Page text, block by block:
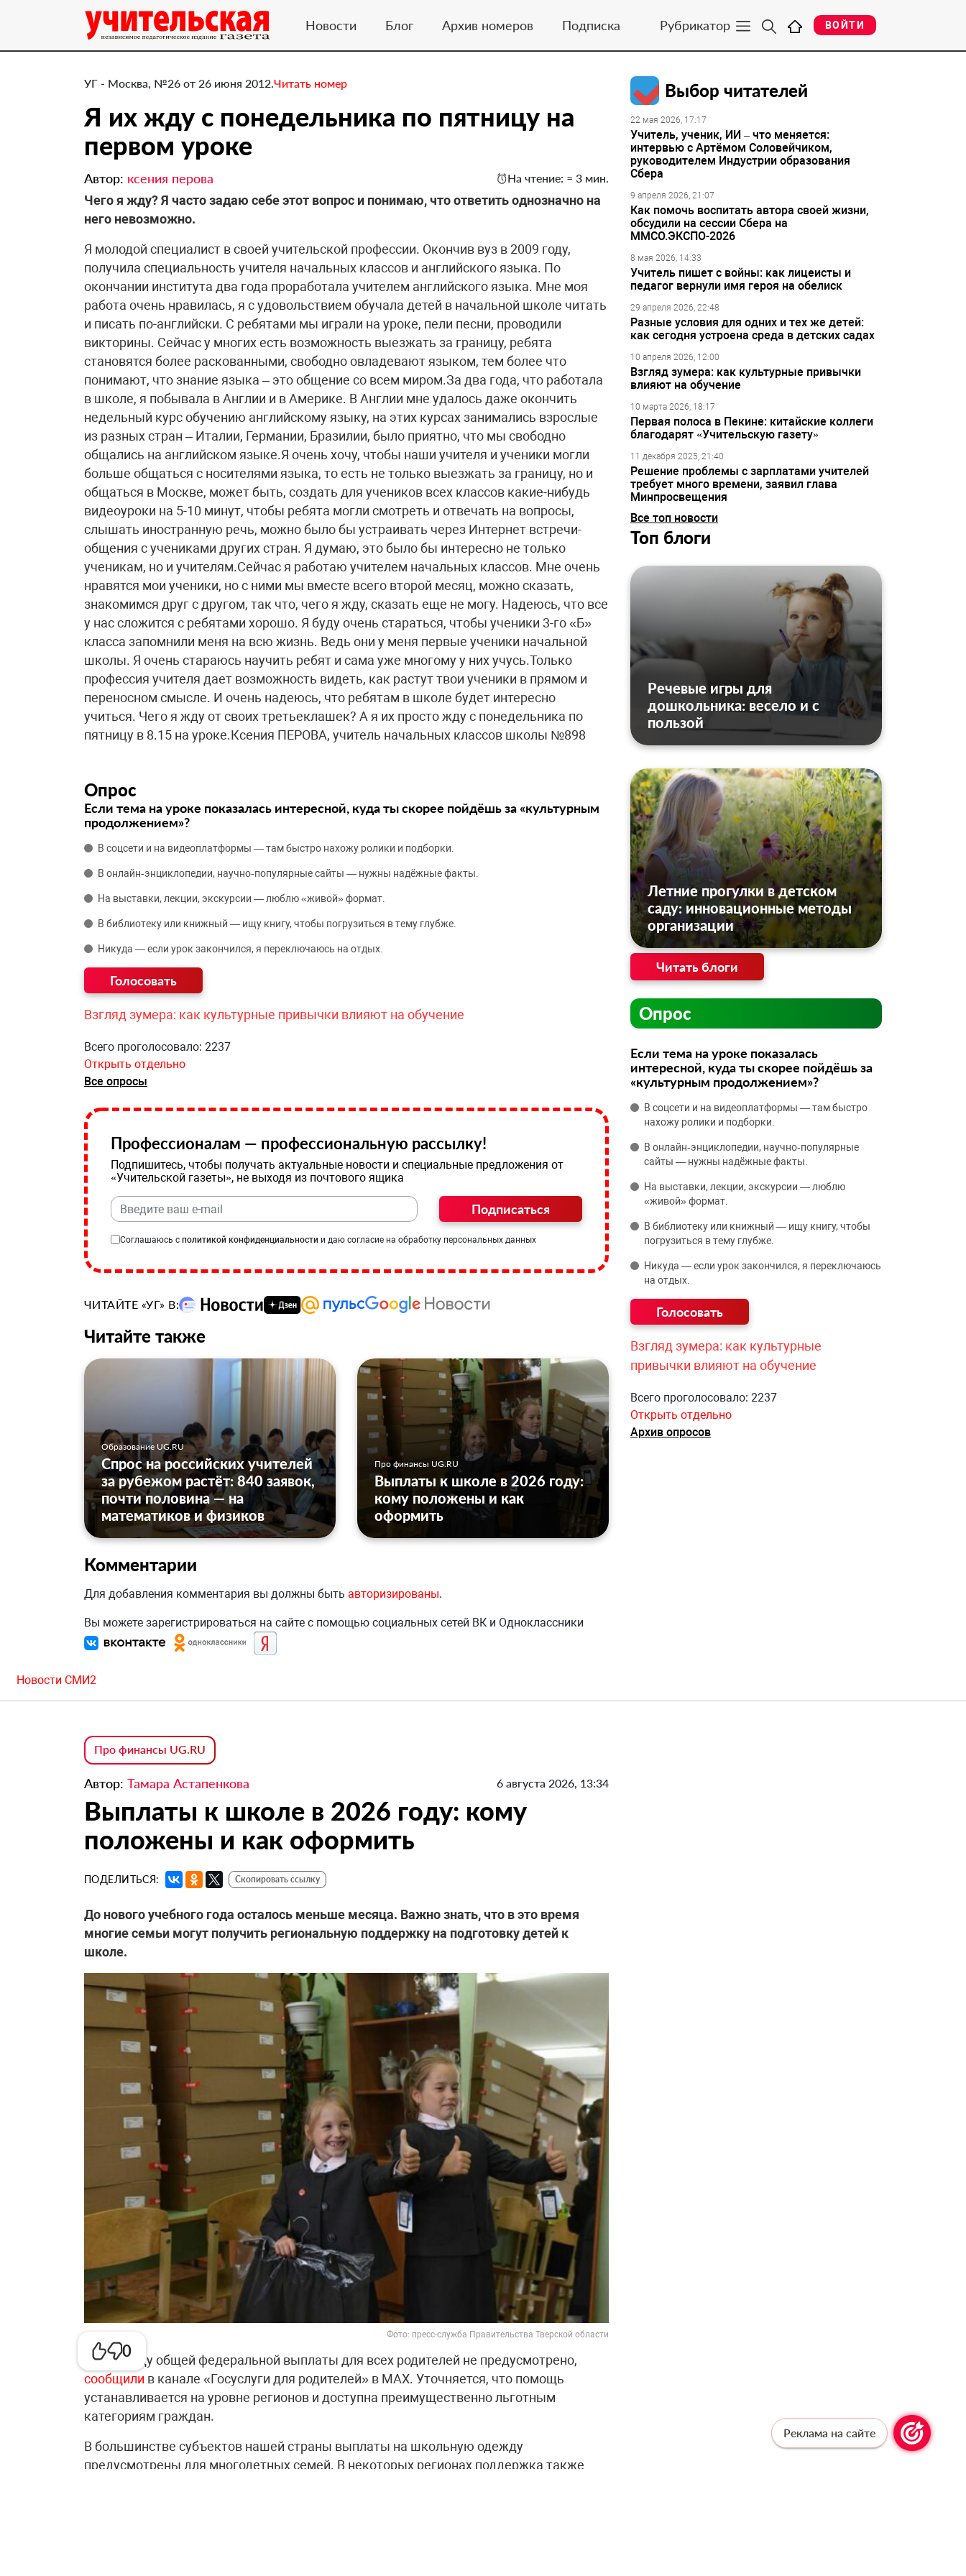
Новости Блог Архив номеров Подписка Рубрикатор ВОЙТИ
0
УГ - Москва, №26 от 26 июня 2012.Читать номер
​Я их жду с понедельника по пятницу на
первом уроке
Автор: ксения перова На чтение: ≈ 3 мин.
Чего я жду? Я часто задаю себе этот вопрос и понимаю, что ответить однозначно на
него невозможно.
Я молодой специалист в своей учительской профессии. Окончив вуз в 2009 году,
получила специальность учителя начальных классов и английского языка. По
окончании института два года проработала учителем английского языка. Мне моя
работа очень нравилась, я с удовольствием обучала детей в начальной школе читать
и писать по-английски. С ребятами мы играли на уроке, пели песни, проводили
викторины. Сейчас у многих есть возможность выезжать за границу, ребята
становятся более раскованными, свободно овладевают языком, тем более что
понимают, что знание языка – это общение со всем миром.За два года, что работала
в школе, я побывала в Англии и в Америке. В Англии мне удалось даже окончить
недельный курс обучению английскому языку, на этих курсах занимались взрослые
из разных стран – Италии, Германии, Бразилии, было приятно, что мы свободно
общались на английском языке.Я очень хочу, чтобы наши учителя и ученики могли
больше общаться с носителями языка, то есть не только выезжать за границу, но и
общаться в Москве, может быть, создать для учеников всех классов какие-нибудь
видеоуроки на 5-10 минут, чтобы ребята могли смотреть и отвечать на вопросы,
слышать иностранную речь, можно было бы устраивать через Интернет встречи-
общения с учениками других стран. Я думаю, это было бы интересно не только
ученикам, но и учителям.Сейчас я работаю учителем начальных классов. Мне очень
нравятся мои ученики, но с ними мы вместе всего второй месяц, можно сказать,
знакомимся друг с другом, так что, чего я жду, сказать еще не могу. Надеюсь, что все
у нас сложится с ребятами хорошо. Я буду очень стараться, чтобы ученики 3-го «Б»
класса запомнили меня на всю жизнь. Ведь они у меня первые ученики начальной
школы. Я очень стараюсь научить ребят и сама уже многому у них учусь.Только
профессия учителя дает возможность видеть, как растут твои ученики в прямом и
переносном смысле. И очень надеюсь, что ребятам в школе будет интересно
учиться. Чего я жду от своих третьеклашек? А я их просто жду с понедельника по
пятницу в 8.15 на уроке.Ксения ПЕРОВА, учитель начальных классов школы №898
Опрос
Если тема на уроке показалась интересной, куда ты скорее пойдёшь за «культурным
продолжением»?
В соцсети и на видеоплатформы — там быстро нахожу ролики и подборки.
В онлайн‑энциклопедии, научно‑популярные сайты — нужны надёжные факты.
На выставки, лекции, экскурсии — люблю «живой» формат.
В библиотеку или книжный — ищу книгу, чтобы погрузиться в тему глубже.
Никуда — если урок закончился, я переключаюсь на отдых.
Взгляд зумера: как культурные привычки влияют на обучение
Всего проголосовало: 2237
Открыть отдельно
Все опросы
Профессионалам — профессиональную рассылку!
Подпишитесь, чтобы получать актуальные новости и специальные предложения от
«Учительской газеты», не выходя из почтового ящика
Подписаться
Соглашаюсь с политикой конфиденциальности и даю согласие на обработку персональных данных
ЧИТАЙТЕ «УГ» В:
Читайте также
Образование UG.RU
Спрос на российских учителей
за рубежом растёт: 840 заявок,
почти половина — на
математиков и физиков
Про финансы UG.RU
Выплаты к школе в 2026 году:
кому положены и как
оформить
Комментарии
Для добавления комментария вы должны быть авторизированы.
Вы можете зарегистрироваться на сайте с помощью социальных сетей ВК и Одноклассники
Выбор читателей
22 мая 2026, 17:17
Учитель, ученик, ИИ – что меняется:
интервью с Артёмом Соловейчиком,
руководителем Индустрии образования
Сбера
9 апреля 2026, 21:07
Как помочь воспитать автора своей жизни,
обсудили на сессии Сбера на
ММСО.ЭКСПО-2026
8 мая 2026, 14:33
Учитель пишет с войны: как лицеисты и
педагог вернули имя героя на обелиск
29 апреля 2026, 22:48
Разные условия для одних и тех же детей:
как сегодня устроена среда в детских садах
10 апреля 2026, 12:00
Взгляд зумера: как культурные привычки
влияют на обучение
10 марта 2026, 18:17
Первая полоса в Пекине: китайские коллеги
благодарят «Учительскую газету»
11 декабря 2025, 21:40
Решение проблемы с зарплатами учителей
требует много времени, заявил глава
Минпросвещения
Все топ новости
Топ блоги
Речевые игры для
дошкольника: весело и с
пользой
Летние прогулки в детском
саду: инновационные методы
организации
Читать блоги
Опрос
Если тема на уроке показалась
интересной, куда ты скорее пойдёшь за
«культурным продолжением»?
В соцсети и на видеоплатформы — там быстро
нахожу ролики и подборки.
В онлайн‑энциклопедии, научно‑популярные
сайты — нужны надёжные факты.
На выставки, лекции, экскурсии — люблю
«живой» формат.
В библиотеку или книжный — ищу книгу, чтобы
погрузиться в тему глубже.
Никуда — если урок закончился, я переключаюсь
на отдых.
Взгляд зумера: как культурные
привычки влияют на обучение
Всего проголосовало: 2237
Открыть отдельно
Архив опросов
Новости СМИ2
Про финансы UG.RU
Автор: Тамара Астапенкова 6 августа 2026, 13:34
Выплаты к школе в 2026 году: кому
положены и как оформить
ПОДЕЛИТЬСЯ: Скопировать ссылку
До нового учебного года осталось меньше месяца. Важно знать, что в это время
многие семьи могут получить региональную поддержку на подготовку детей к
школе.
Фото: пресс-служба Правительства Тверской области
В 2026 году общей федеральной выплаты для всех родителей не предусмотрено,
сообщили в канале «Госуслуги для родителей» в МАХ. Уточняется, что помощь
устанавливается на уровне регионов и доступна преимущественно льготным
категориям граждан.
В большинстве субъектов нашей страны выплаты на школьную одежду
предусмотрены для многодетных семей. В некоторых регионах поддержка также
Реклама на сайте